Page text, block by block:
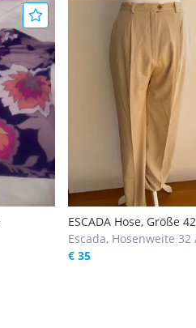
ESCADA Hose, Größe 42
Escada, Hosenweite 32
€ 35